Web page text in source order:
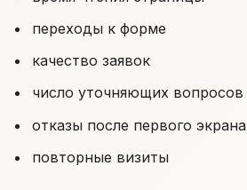
переходы к форме
качество заявок
число уточняющих вопросов
отказы после первого экрана
повторные визиты